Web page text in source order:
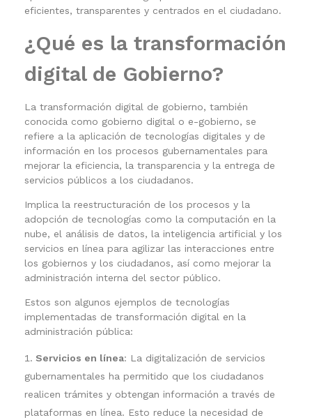
eficientes, transparentes y centrados en el ciudadano.
¿Qué es la transformación
digital de Gobierno?
La transformación digital de gobierno, también
conocida como gobierno digital o e-gobierno, se
refiere a la aplicación de tecnologías digitales y de
información en los procesos gubernamentales para
mejorar la eficiencia, la transparencia y la entrega de
servicios públicos a los ciudadanos.
Implica la reestructuración de los procesos y la
adopción de tecnologías como la computación en la
nube, el análisis de datos, la inteligencia artificial y los
servicios en línea para agilizar las interacciones entre
los gobiernos y los ciudadanos, así como mejorar la
administración interna del sector público.
Estos son algunos ejemplos de tecnologías
implementadas de transformación digital en la
administración pública:
Servicios en línea: La digitalización de servicios
gubernamentales ha permitido que los ciudadanos
realicen trámites y obtengan información a través de
plataformas en línea. Esto reduce la necesidad de